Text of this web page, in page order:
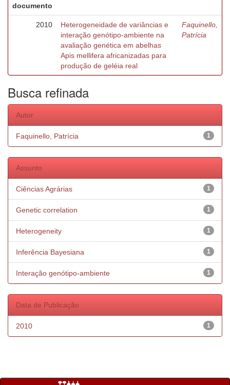
documento
2010
Heterogeneidade de variâncias e
interação genótipo-ambiente na
avaliação genética em abelhas
Apis mellifera africanizadas para
produção de geléia real
Faquinello,
Patrícia
Busca refinada
Autor
1
Faquinello, Patrícia
Assunto
1
Ciências Agrárias
1
Genetic correlation
1
Heterogeneity
1
Inferência Bayesiana
1
Interação genótipo-ambiente
Data de Publicação
1
2010